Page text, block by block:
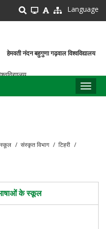
Language
गढ़वाल विश्वविद्यालय
स्कूल संस्कृत विभाग
टिहरी
के स्कूल